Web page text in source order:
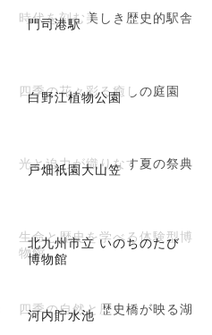
門司港駅
時代を刻む美しき歴史的駅舎
白野江植物公園
四季の花々彩る癒しの庭園
戸畑祇園大山笠
光と迫力が織りなす夏の祭典
北九州市立 いのちのたび
博物館
生命と歴史を学べる体験型博
物館
河内貯水池
四季の自然と歴史橋が映る湖